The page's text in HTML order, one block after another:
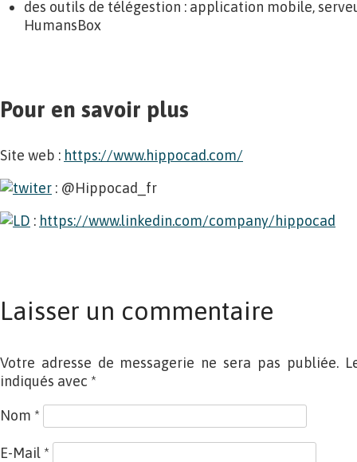
des outils de télégestion : application mobile,
HumansBox
Pour en savoir plus
Site web : https://www.hippocad.com/
: @Hippocad_fr
: https://www.linkedin.com/company/hippocad
Laisser un commentaire
Votre adresse de messagerie ne sera pas publiée.
indiqués avec *
Nom *
E-Mail *